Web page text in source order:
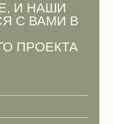
И НАШИ
С ВАМИ В
ПРОЕКТА